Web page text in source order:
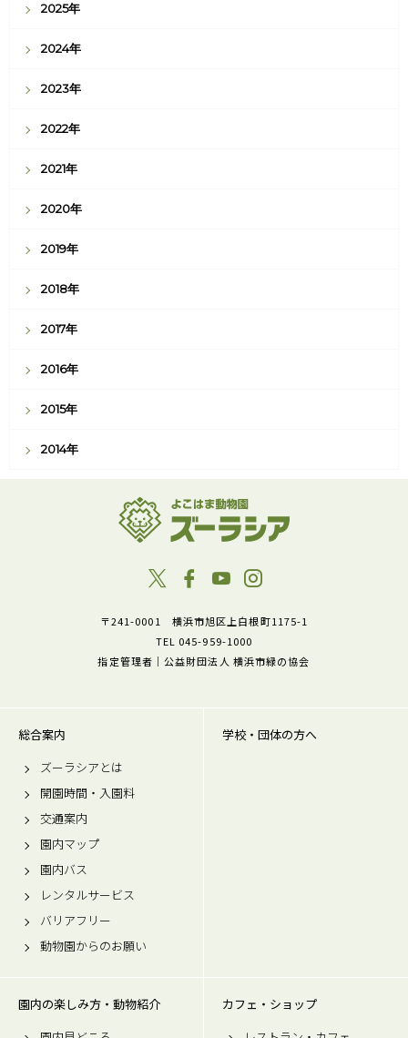
2025年
2024年
2023年
2022年
2021年
2020年
2019年
2018年
2017年
2016年
2015年
2014年
〒241-0001 横浜市旭区上白根町1175-1
TEL 045-959-1000
指定管理者｜公益財団法人 横浜市緑の協会
総合案内
ズーラシアとは
開園時間・入園料
交通案内
園内マップ
園内バス
レンタルサービス
バリアフリー
動物園からのお願い
学校・団体の方へ
園内の楽しみ方・動物紹介
カフェ・ショップ